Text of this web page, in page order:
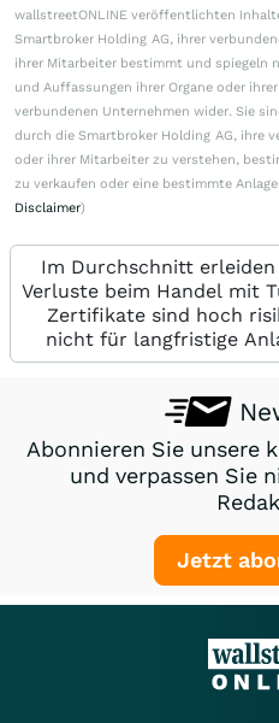
wallstreetONLINE veröffentlichten
Smartbroker Holding AG, ihrer
ihrer Mitarbeiter bestimmt und spiegeln
und Auffassungen ihrer Organe oder
verbundenen Unternehmen wider. Sie
durch die Smartbroker Holding AG, ihre
oder ihrer Mitarbeiter zu verstehen,
zu verkaufen oder eine bestimmte
Disclaimer)
Im Durchschnitt
Verluste beim Handel mit
Zertifikate sind hoch
nicht für langfristige
Abonnieren Sie unsere
und verpassen Sie
Jetzt